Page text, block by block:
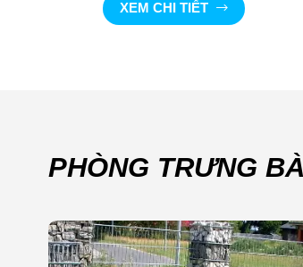
XEM CHI TIẾT
PHÒNG TRƯNG